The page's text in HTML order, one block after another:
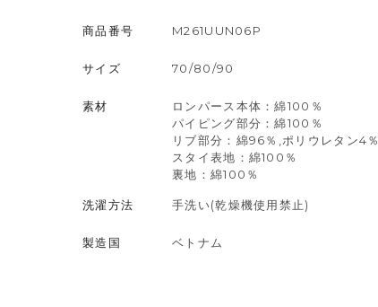
商品番号 M261UUN06P
サイズ 70/80/90
素材
ロンパース本体：綿100％
パイピング部分：綿100％
リブ部分：綿96％,ポリウレタン4％
スタイ表地：綿100％
裏地：綿100％
洗濯方法 手洗い(乾燥機使用禁止)
製造国 ベトナム